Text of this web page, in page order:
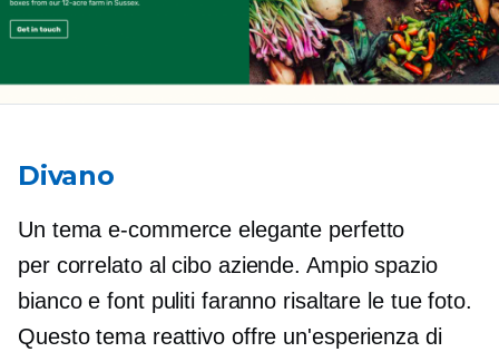
Divano
Un tema e-commerce elegante perfetto
per correlato al ciboaziende. Ampio spazio
bianco e font puliti faranno risaltare le tue foto.
Questo tema reattivo offre un'esperienza di